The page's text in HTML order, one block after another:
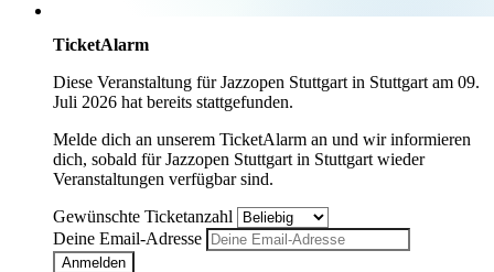
TicketAlarm
Diese Veranstaltung fürJazzopen Stuttgart in Stuttgart am 09.
Juli 2026 hat bereits stattgefunden.
Melde dich an unserem TicketAlarm an und wir informieren
dich, sobald fürJazzopen Stuttgart in Stuttgart wieder
Veranstaltungen verfügbar sind.
Gewünschte Ticketanzahl
Deine Email-Adresse
Anmelden